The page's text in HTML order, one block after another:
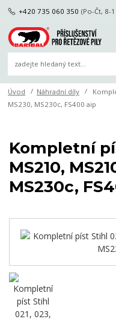
+420 735 060 350 (Po-Čt, 8-
Úvod Náhradní díly
MS230, MS230c, FS400 aip
Kompletní
MS210,
MS230c,